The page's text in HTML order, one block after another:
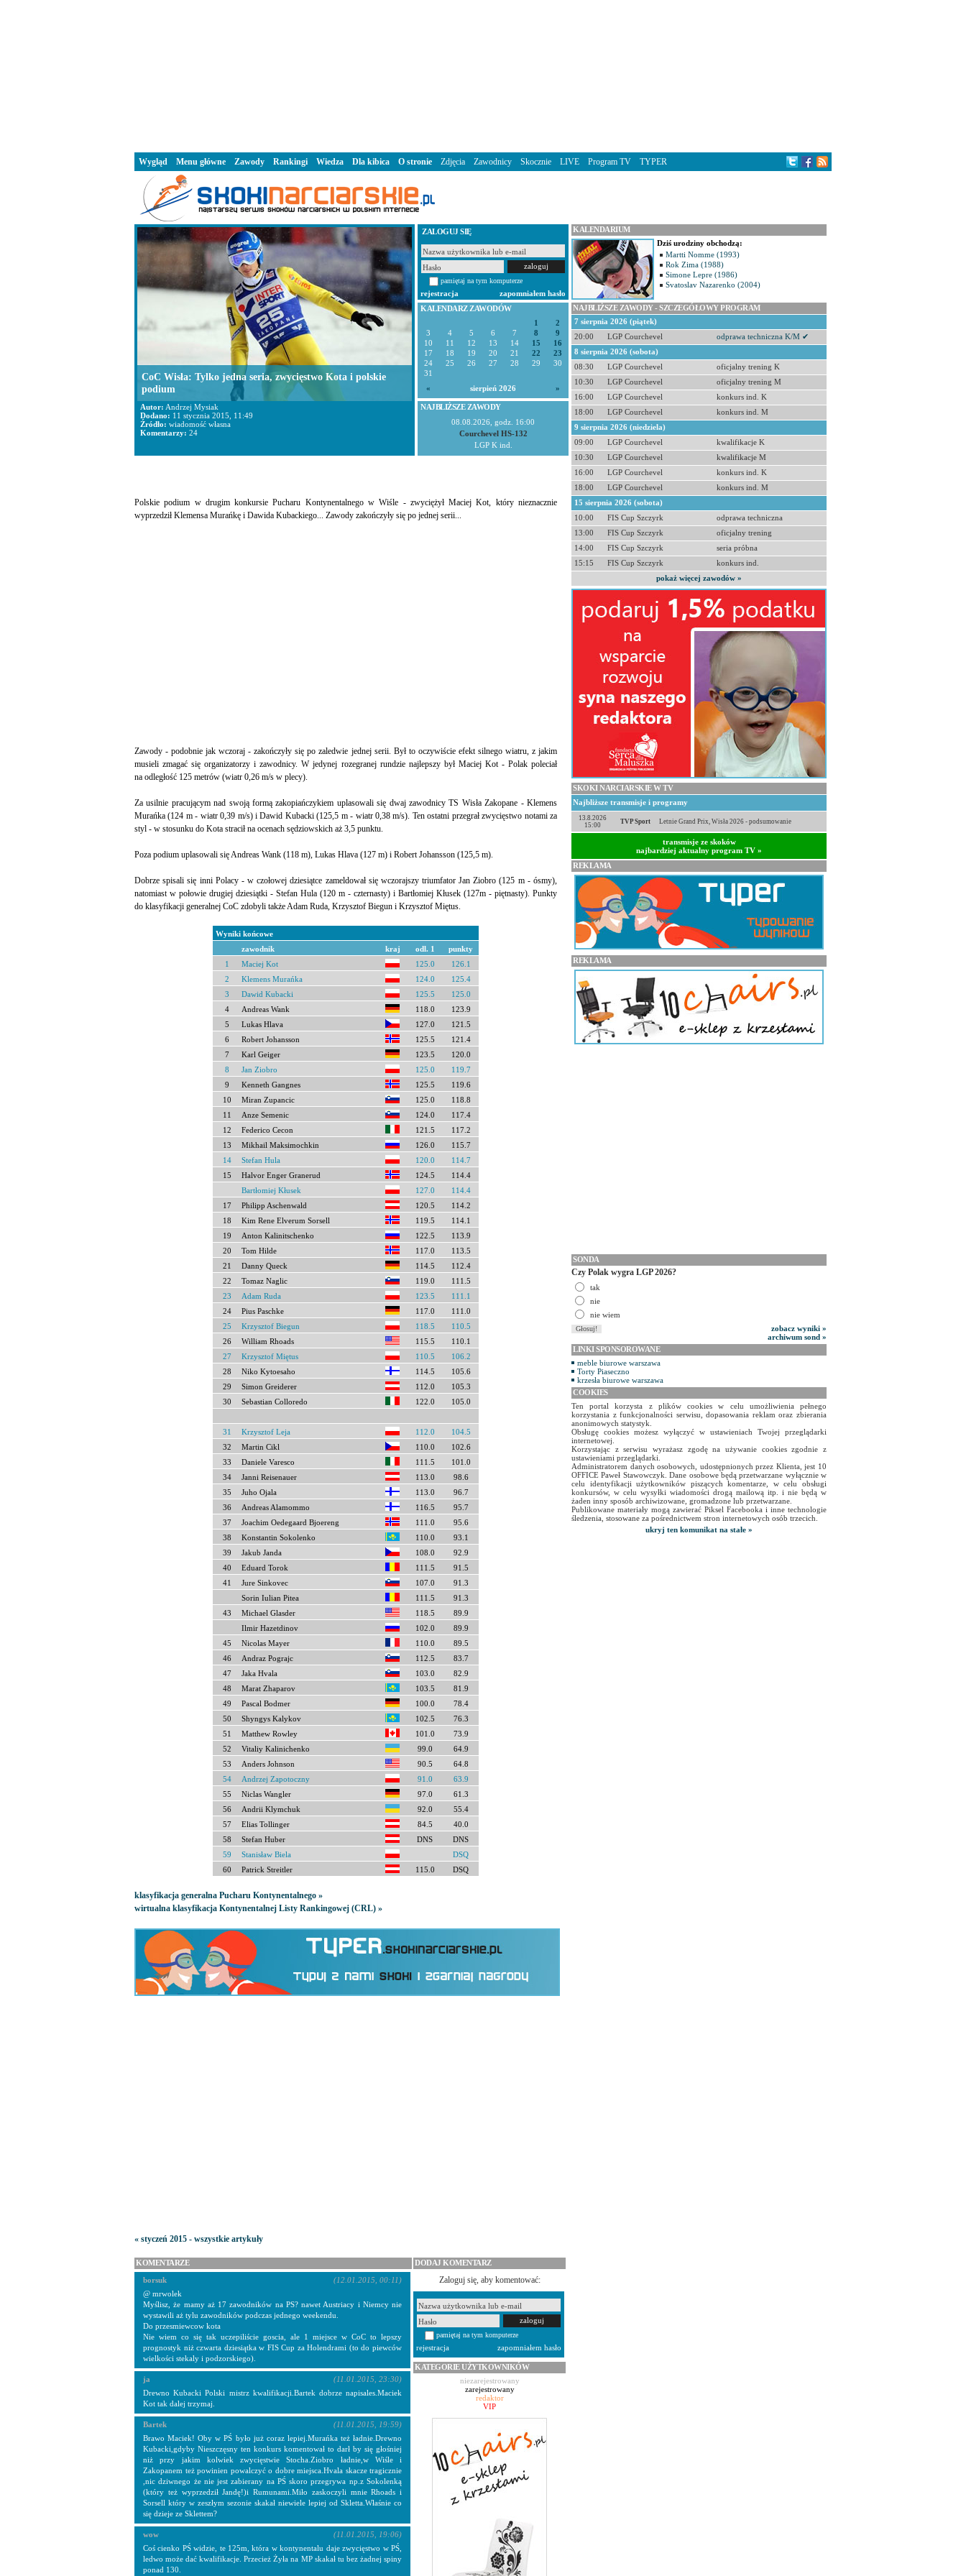
ZALOGUJ SIĘ
pamiętaj na tym komputerze
rejestracja
zapomniałem hasło
KALENDARZ ZAWODÓW
1
2
3
4 5 6 7 8
9
10
11 12 13 14 15
16
17
18 19 20 21 22
23
24
25 26 27 28 29
30
31
«
sierpień 2026 »
NAJBLIŻSZE ZAWODY
08.08.2026, godz. 16:00
Courchevel HS-132
LGP K ind.
Polskie podium w drugim konkursie Pucharu Kontynentalnego w Wiśle - zwyciężył Maciej Kot, który nieznacznie
wyprzedził Klemensa Murańkę i Dawida Kubackiego... Zawody zakończyły się po jednej serii...
Zawody - podobnie jak wczoraj - zakończyły się po zaledwie jednej serii. Był to oczywiście efekt silnego wiatru, z jakim
musieli zmagać się organizatorzy i zawodnicy. W jedynej rozegranej rundzie najlepszy był Maciej Kot - Polak poleciał
na odległość 125 metrów (wiatr 0,26 m/s w plecy).
Za usilnie pracującym nad swoją formą zakopiańczykiem uplasowali się dwaj zawodnicy TS Wisła Zakopane - Klemens
Murańka (124 m - wiatr 0,39 m/s) i Dawid Kubacki (125,5 m - wiatr 0,38 m/s). Ten ostatni przegrał zwycięstwo notami za
styl - w stosunku do Kota stracił na ocenach sędziowskich aż 3,5 punktu.
Poza podium uplasowali się Andreas Wank (118 m), Lukas Hlava (127 m) i Robert Johansson (125,5 m).
Dobrze spisali się inni Polacy - w czołowej dziesiątce zameldował się wczorajszy triumfator Jan Ziobro (125 m - ósmy),
natomiast w połowie drugiej dziesiątki - Stefan Hula (120 m - czternasty) i Bartłomiej Kłusek (127m - piętnasty). Punkty
do klasyfikacji generalnej CoC zdobyli także Adam Ruda, Krzysztof Biegun i Krzysztof Miętus.
Wyniki końcowe
zawodnik
kraj odl. 1
punkty
1
Maciej Kot 125.0
126.1
2
Klemens Murańka 124.0
125.4
3
Dawid Kubacki 125.5
125.0
4
Andreas Wank 118.0
123.9
5
Lukas Hlava 127.0
121.5
6
Robert Johansson 125.5
121.4
7
Karl Geiger 123.5
120.0
8
Jan Ziobro 125.0
119.7
9
Kenneth Gangnes 125.5
119.6
10
Miran Zupancic 125.0
118.8
11
Anze Semenic 124.0
117.4
12
Federico Cecon 121.5
117.2
13
Mikhail Maksimochkin 126.0
115.7
14
Stefan Hula 120.0
114.7
15
Halvor Enger Granerud 124.5
114.4
Bartłomiej Kłusek
127.0
114.4
17
Philipp Aschenwald 120.5
114.2
18
Kim Rene Elverum Sorsell 119.5
114.1
19
Anton Kalinitschenko 122.5
113.9
20
Tom Hilde 117.0
113.5
21
Danny Queck 114.5
112.4
22
Tomaz Naglic 119.0
111.5
23
Adam Ruda 123.5
111.1
24
Pius Paschke 117.0
111.0
25
Krzysztof Biegun 118.5
110.5
26
William Rhoads 115.5
110.1
27
Krzysztof Miętus 110.5
106.2
28
Niko Kytoesaho 114.5
105.6
29
Simon Greiderer 112.0
105.3
30
Sebastian Colloredo 122.0 105.0
31 Krzysztof Leja 112.0
104.5
32
Martin Cikl 110.0
102.6
33
Daniele Varesco 111.5
101.0
34
Janni Reisenauer 113.0
98.6
35
Juho Ojala 113.0
96.7
36
Andreas Alamommo 116.5
95.7
37
Joachim Oedegaard Bjoereng 111.0
95.6
38
Konstantin Sokolenko 110.0
93.1
39
Jakub Janda 108.0
92.9
40
Eduard Torok 111.5
91.5
41
Jure Sinkovec 107.0
91.3
Sorin Iulian Pitea
111.5
91.3
43
Michael Glasder 118.5
89.9
Ilmir Hazetdinov
102.0
89.9
45
Nicolas Mayer 110.0
89.5
46
Andraz Pograjc 112.5
83.7
47
Jaka Hvala 103.0
82.9
48
Marat Zhaparov 103.5
81.9
49
Pascal Bodmer 100.0
78.4
50
Shyngys Kalykov 102.5
76.3
51
Matthew Rowley 101.0
73.9
52
Vitaliy Kalinichenko 99.0
64.9
53
Anders Johnson 90.5
64.8
54
Andrzej Zapotoczny 91.0
63.9
55
Niclas Wangler 97.0
61.3
56
Andrii Klymchuk 92.0
55.4
57
Elias Tollinger 84.5
40.0
58
Stefan Huber DNS
DNS
59
Stanisław Biela
DSQ
60
Patrick Streitler 115.0 DSQ
klasyfikacja generalna Pucharu Kontynentalnego »
wirtualna klasyfikacja Kontynentalnej Listy Rankingowej (CRL) »
« styczeń 2015 - wszystkie artykuły
KOMENTARZE
borsuk
@ mrwolek
Myślisz, że mamy aż 17 zawodników na PS? nawet Austriacy i Niemcy nie
wystawili aż tylu zawodników podczas jednego weekendu.
Do przesmiewcow kota
Nie wiem co się tak uczepiliście goscia, ale 1 miejsce w CoC to lepszy
prognostyk niż czwarta dziesiątka w FIS Cup za Holendrami (to do piewców
wielkości stekaly i podzorskiego).
(12.01.2015, 00:11)
ja
Drewno Kubacki Polski mistrz kwalifikacji.Bartek dobrze napisales.Maciek
Kot tak dalej trzymaj.
(11.01.2015, 23:30)
Bartek
Brawo Maciek! Oby w PŚ było już coraz lepiej.Murańka też ładnie.Drewno
Kubacki,gdyby Nieszczęsny ten konkurs komentował to darł by się głośniej
niż przy jakim kolwiek zwycięstwie Stocha.Ziobro ładnie,w Wiśle i
Zakopanem też powinien powalczyć o dobre miejsca.Hvala skacze tragicznie
,nic dziwnego że nie jest zabierany na PŚ skoro przegrywa np.z Sokolenką
(który też wyprzedził Jandę!)i Rumunami.Miło zaskoczyli mnie Rhoads i
Sorsell który w zeszłym sezonie skakał niewiele lepiej od Skletta.Właśnie co
się dzieje ze Sklettem?
(11.01.2015, 19:59)
wow
Coś cienko PŚ widzie, te 125m, która w kontynentalu daje zwycięstwo w PŚ,
ledwo może dać kwalifikacje. Przecież Żyła na MP skakał tu bez żadnej spiny
ponad 130.
(11.01.2015, 19:06)
DODAJ KOMENTARZ
Zaloguj się, aby komentować:
pamiętaj na tym komputerze
rejestracja
zapomniałem hasło
KATEGORIE UŻYTKOWNIKÓW
niezarejestrowany
zarejestrowany
redaktor
VIP
CoC Wisła: Tylko jedna seria, zwycięstwo Kota i polskie
podium
Autor: Andrzej Mysiak
Dodano: 11 stycznia 2015, 11:49
Źródło: wiadomość własna
Komentarzy: 24
KALENDARIUM
Dziś urodziny obchodzą:
Martti Nomme (1993)
Rok Zima (1988)
Simone Lepre (1986)
Svatoslav Nazarenko (2004)
NAJBLIŻSZE ZAWODY - SZCZEGÓŁOWY PROGRAM
7 sierpnia 2026 (piątek)
20:00
LGP Courchevel
odprawa techniczna K/M ✔
8 sierpnia 2026 (sobota)
08:30
LGP Courchevel
oficjalny trening K
10:30
LGP Courchevel
oficjalny trening M
16:00
LGP Courchevel
konkurs ind. K
18:00
LGP Courchevel
konkurs ind. M
9 sierpnia 2026 (niedziela)
09:00
LGP Courchevel
kwalifikacje K
10:30
LGP Courchevel
kwalifikacje M
16:00
LGP Courchevel
konkurs ind. K
18:00
LGP Courchevel
konkurs ind. M
15 sierpnia 2026 (sobota)
10:00
FIS Cup Szczyrk
odprawa techniczna
13:00
FIS Cup Szczyrk
oficjalny trening
14:00
FIS Cup Szczyrk
seria próbna
15:15
FIS Cup Szczyrk
konkurs ind.
pokaż więcej zawodów »
SKOKI NARCIARSKIE W TV
Najbliższe transmisje i programy
13.8.2026
15:00
TVP Sport Letnie Grand Prix, Wisła 2026 - podsumowanie
transmisje ze skoków
najbardziej aktualny program TV »
REKLAMA
REKLAMA
SONDA
Czy Polak wygra LGP 2026?
tak
nie
nie wiem
zobacz wyniki »
archiwum sond »
LINKI SPONSOROWANE
meble biurowe warszawa
Torty Piaseczno
krzesła biurowe warszawa
COOKIES
Ten portal korzysta z plików cookies w celu umożliwienia pełnego
korzystania z funkcjonalności serwisu, dopasowania reklam oraz zbierania
anonimowych statystyk.
Obsługę cookies możesz wyłączyć w ustawieniach Twojej przeglądarki
internetowej.
Korzystając z serwisu wyrażasz zgodę na używanie cookies zgodnie z
ustawieniami przeglądarki.
Administratorem danych osobowych, udostępnionych przez Klienta, jest 10
OFFICE Paweł Stawowczyk. Dane osobowe będą przetwarzane wyłącznie w
celu identyfikacji użytkowników piszących komentarze, w celu obsługi
konkursów, w celu wysyłki wiadomości drogą mailową itp. i nie będą w
żaden inny sposób archiwizowane, gromadzone lub przetwarzane.
Publikowane materiały mogą zawierać Piksel Facebooka i inne technologie
śledzenia, stosowane za pośrednictwem stron internetowych osób trzecich.
ukryj ten komunikat na stałe »
Wygląd Menu główne Zawody Rankingi Wiedza Dla kibica O stronie Zdjęcia Zawodnicy Skocznie LIVE Program TV TYPER